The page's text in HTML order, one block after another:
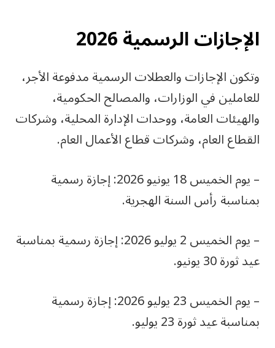
الإجازات الرسمية 2026
وتكون الإجازات والعطلات الرسمية مدفوعة الأجر،
للعاملين في الوزارات، والمصالح الحكومية،
والهيئات العامة، ووحدات الإدارة المحلية، وشركات
القطاع العام، وشركات قطاع الأعمال العام.
– يوم الخميس 18 يونيو 2026: إجازة رسمية
بمناسبة رأس السنة الهجرية.
– يوم الخميس 2 يوليو 2026: إجازة رسمية بمناسبة
عيد ثورة 30 يونيو.
– يوم الخميس 23 يوليو 2026: إجازة رسمية
بمناسبة عيد ثورة 23 يوليو.